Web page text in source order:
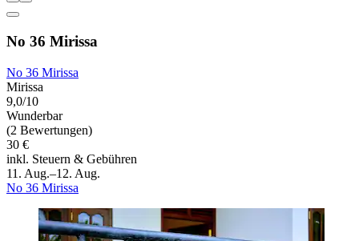
No 36 Mirissa
No 36 Mirissa
Mirissa
9,0/10
Wunderbar
(2 Bewertungen)
30 €
inkl. Steuern & Gebühren
11. Aug.–12. Aug.
No 36 Mirissa